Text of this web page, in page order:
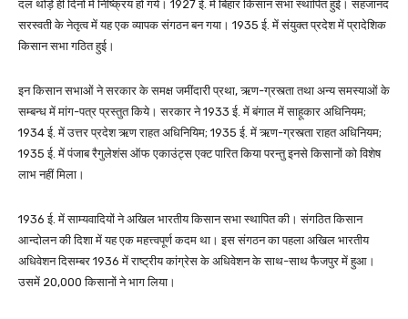
दल थोड़े ही दिनों में निष्क्रिय हो गये। 1927 ई. में बिहार किसान सभा स्थापित हुई। सहजानंद
सरस्वती के नेतृत्व में यह एक व्यापक संगठन बन गया। 1935 ई. में संयुक्त प्रदेश में प्रादेशिक
किसान सभा गठित हुई।
इन किसान सभाओं ने सरकार के समक्ष जमींदारी प्रथा, ऋण-ग्रस्त्ता तथा अन्य समस्याओं के
सम्बन्ध में मांग-पत्र प्रस्तुत किये। सरकार ने 1933 ई. में बंगाल में साहूकार अधिनियम;
1934 ई. में उत्तर प्रदेश ऋण राहत अधिनियिम; 1935 ई. में ऋण-ग्रस्त्ता राहत अधिनियम;
1935 ई. में पंजाब रैगुलेशंस ऑफ एकाउंट्स एक्ट पारित किया परन्तु इनसे किसानों को विशेष
लाभ नहीं मिला।
1936 ई. में साम्यवादियों ने अखिल भारतीय किसान सभा स्थापित की। संगठित किसान
आन्दोलन की दिशा में यह एक महत्त्वपूर्ण कदम था। इस संगठन का पहला अखिल भारतीय
अधिवेशन दिसम्बर 1936 में राष्ट्रीय कांग्रेस के अधिवेशन के साथ-साथ फैजपुर में हुआ।
उसमें 20,000 किसानों ने भाग लिया।